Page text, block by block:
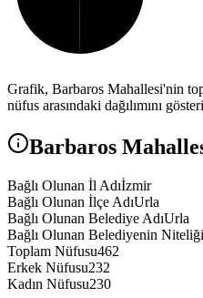
Grafik, Barbaros Mahallesi'nin
nüfus arasındaki dağılımını
Barbaros
Bağlı Olunan İl Adıİzmir
Bağlı Olunan İlçe AdıUrla
Bağlı Olunan Belediye AdıUrla
Bağlı Olunan Belediyenin Niteliği
Toplam Nüfusu462
Erkek Nüfusu232
Kadın Nüfusu230